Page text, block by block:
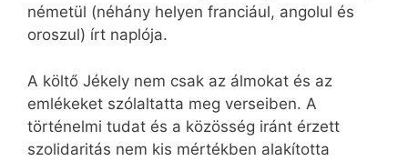
németül (néhány helyen franciául, angolul és
oroszul) írt naplója.
A költő Jékely nem csak az álmokat és az
emlékeket szólaltatta meg verseiben. A
történelmi tudat és a közösség iránt érzett
szolidaritás nem kis mértékben alakította